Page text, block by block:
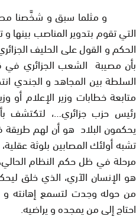
و مثلما سبق و شخَّصنا
التي تقوم بتدوير المناصب
الحكم و القول على الحليف
بأن مصيبة الشعب الجزائري في
السلطة بين المجاهد و الجندي
متابعة خطابات وزير الإعلام أو
رئيس حزب جزائري…، لتكتشف
يحكمون البلاد هو أن لهم طريقة
تشبه أولئك المصابين بلوثة
مرحلة في ظل حكم النظام
هو الإنسان الآري، الذي خلق
من حوله وجدت لتسمع إهانته و
احتاج إلى من يمجده و يراضيه.